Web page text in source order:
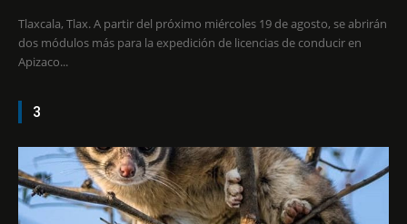
Tlaxcala, Tlax. A partir del próximo miércoles 19 de agosto, se abrirán
dos módulos más para la expedición de licencias de conducir en
Apizaco...
3